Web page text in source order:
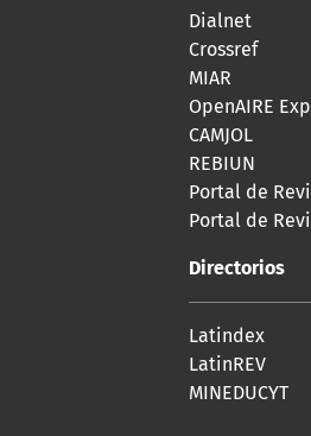
Dialnet
Crossref
MIAR
OpenAIRE
CAMJOL
REBIUN
Portal de
Portal de
Directorios
Latindex
LatinREV
MINEDUCYT